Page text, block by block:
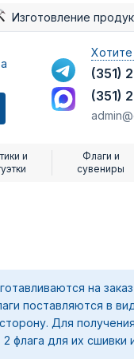
Изготовление
Хотите
(351)
(351)
и
Флаги и
сувениры
на
поставляются в
Для
2 флага для их